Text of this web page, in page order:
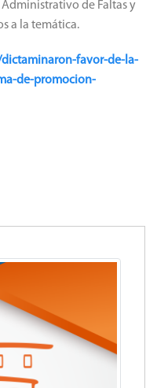
de Faltas y
a la temática.
favor-de-la-
de-promocion-